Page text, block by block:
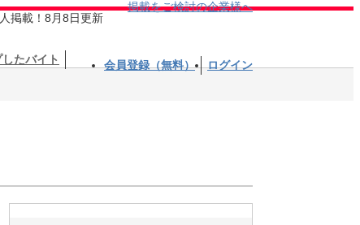
掲載！8月8日更新
掲載をご検討の企業様へ
たバイト 会員登録（無料） ログイン